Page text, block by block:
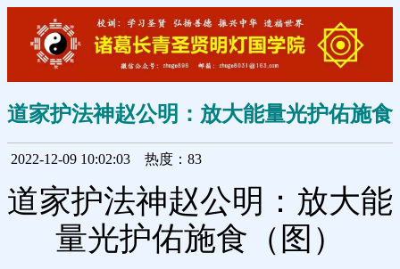
道家护法神赵公明：放大能量光护佑施食
2022-12-09 10:02:03 热度：83
道家护法神赵公明：放大能
量光护佑施食（图）